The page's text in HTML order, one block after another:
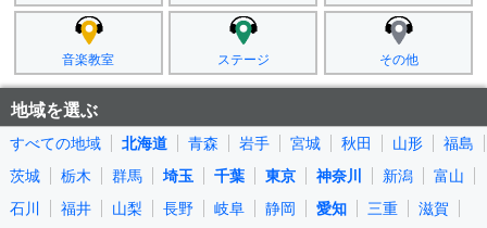
音楽教室 ステージ その他
地域を選ぶ
すべての地域 北海道 青森 岩手 宮城 秋田 山形
福島
茨城
栃木 群馬 埼玉 千葉 東京 神奈川 新潟
富山
石川
福井 山梨 長野 岐阜 静岡 愛知 三重
滋賀